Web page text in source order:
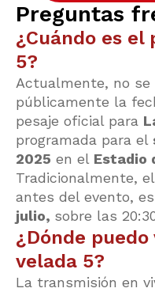
Preguntas
¿Cuándo es el
5?
Actualmente, no se
públicamente la
pesaje oficial para
programada para el
2025 en el Estadio
Tradicionalmente,
antes del evento,
julio, sobre las
¿Dónde
velada 5?
La transmisión en